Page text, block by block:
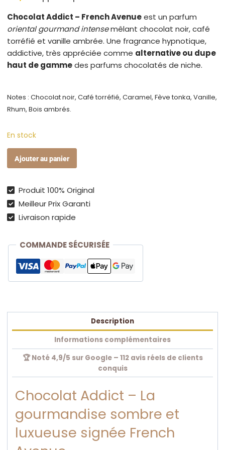
Chocolat Addict – French Avenueest un parfum
oriental gourmand intensemêlant chocolat noir, café
torréfié et vanille ambrée. Une fragrance hypnotique,
addictive, très appréciée comme alternative ou dupe
haut de gammedes parfums chocolatés de niche.
Notes : Chocolat noir, Café torréfié, Caramel, Fève tonka, Vanille,
Rhum, Bois ambrés.
En stock
quantité
de
Addict
–
Eau
Oriental
Gourmand
Mixte
Avenue
Ajouter au panier
Produit 100% Original
Meilleur Prix Garanti
Livraison rapide
COMMANDE SÉCURISÉE
Description
Informations complémentaires
🏆 Noté 4,9/5 sur Google – 112 avis réels de clients
conquis
Chocolat Addict – La
gourmandise sombre et
luxueuse signée French